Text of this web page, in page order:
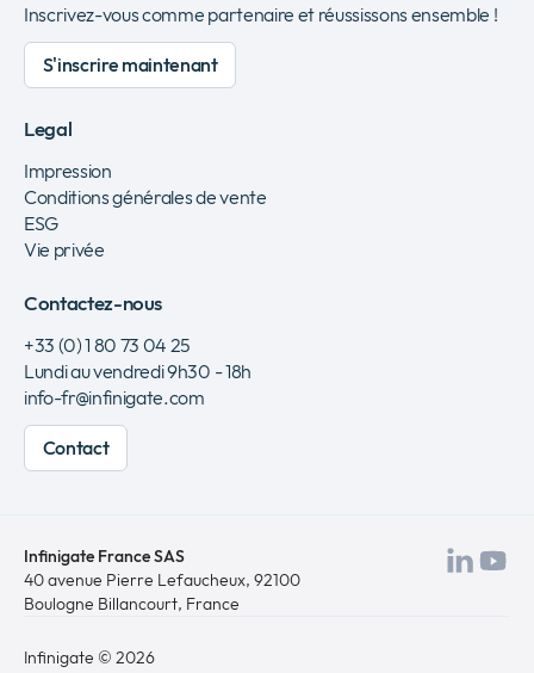
Inscrivez-vous comme partenaire et réussissons ensemble !
S'inscrire maintenant
Legal
Impression
Conditions générales de vente
ESG
Vie privée
Contactez-nous
+33 (0) 1 80 73 04 25
Lundi au vendredi 9h30 - 18h
info-fr@infinigate.com
Contact
Infinigate France SAS
40 avenue Pierre Lefaucheux, 92100
Boulogne Billancourt, France
Infinigate © 2026